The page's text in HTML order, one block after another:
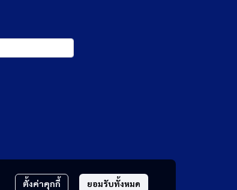
ตั้งค่าคุกกี้ ยอมรับทั้งหมด